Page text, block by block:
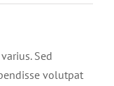
Sed
volutpat